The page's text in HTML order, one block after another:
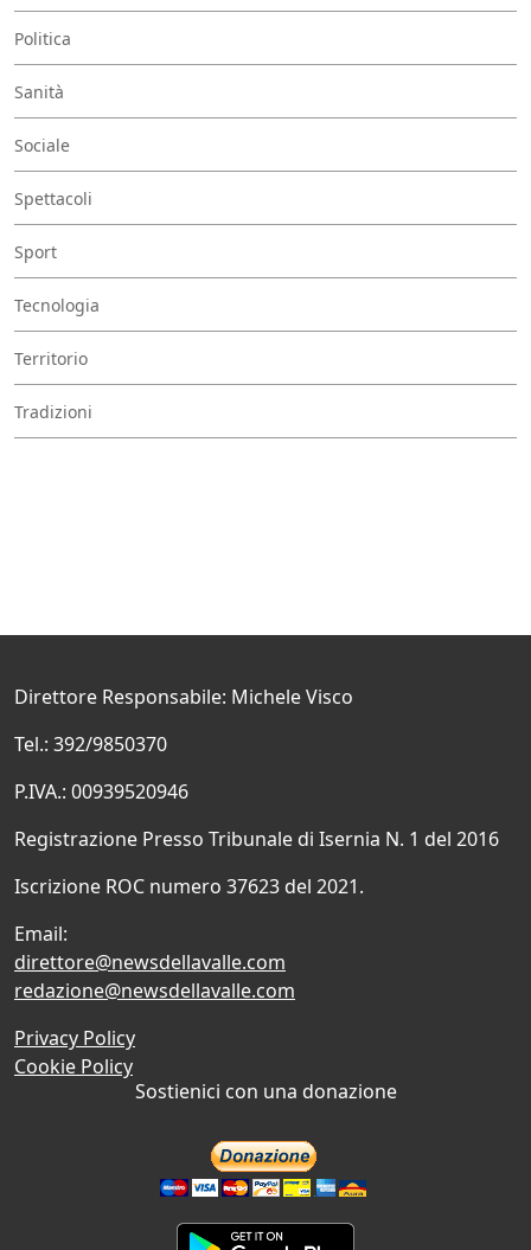
Politica
Sanità
Sociale
Spettacoli
Sport
Tecnologia
Territorio
Tradizioni
Direttore Responsabile: Michele Visco
Tel.: 392/9850370
P.IVA.: 00939520946
Registrazione Presso Tribunale di Isernia N. 1 del 2016
Iscrizione ROC numero 37623 del 2021.
Email:
direttore@newsdellavalle.com
redazione@newsdellavalle.com
Privacy Policy
Cookie Policy
Sostienici con una donazione